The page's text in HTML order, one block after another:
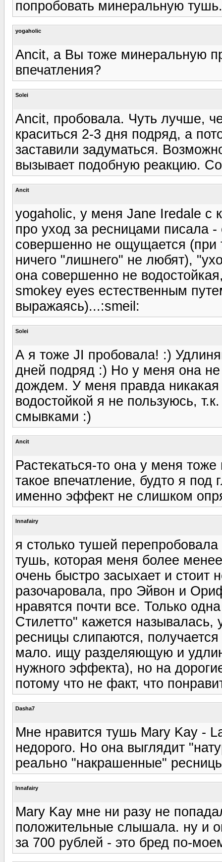
попробовать минеральную тушь.
yogaholic
Ancit, а Вы тоже минеральную
впечатления?
Solei
Ancit, пробовала. Чуть лучше,
краситься 2-3 дня подряд, а
заставили задуматься.
вызывает подобную реакцию.
Ancit
yogaholic, у меня Jane Iredale с
про уход за ресницами писала -
совершенно не ощущается (при
ничего "лишнего" не любят),
она совершенно не
smokey eyes естественным
выражаясь)...:smeil:
Solei
А я тоже JI пробовала! :)
дней подряд :) Но у меня она не
дождем. У меня правда никакая
водостойкой я не пользуюсь,
смывками :)
Ancit
Растекаться-то она у меня
такое впечатление, будто я под
именно эффект не слишком
Innafairy
я столько тушей
тушь, которая меня более
очень быстро засыхает и
разочаровала, про Эйвон и
нравятся почти все. Только
Стилетто" кажется
ресницы слипаются,
мало. ищу разделяющую и
нужного эффекта), но на
потому что не факт, что
Dasha7
Мне нравится тушь Mary Kay -
недорого. Но она выглядит
реально "накрашенные"
Innafairy
Mary Kay мне ни разу не
положительные слышала. ну и
за 700 рублей - это бред по-